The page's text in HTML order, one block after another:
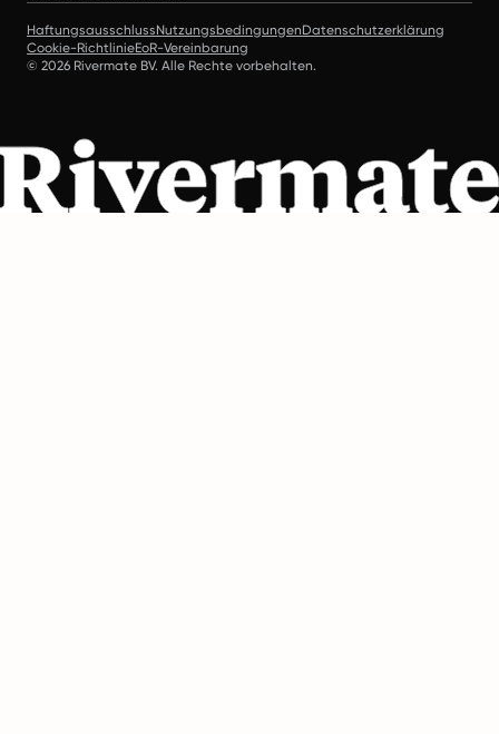
HaftungsausschlussNutzungsbedingungenDatenschutzerklärung
Cookie-RichtlinieEoR-Vereinbarung
© 2026 Rivermate BV. Alle Rechte vorbehalten.